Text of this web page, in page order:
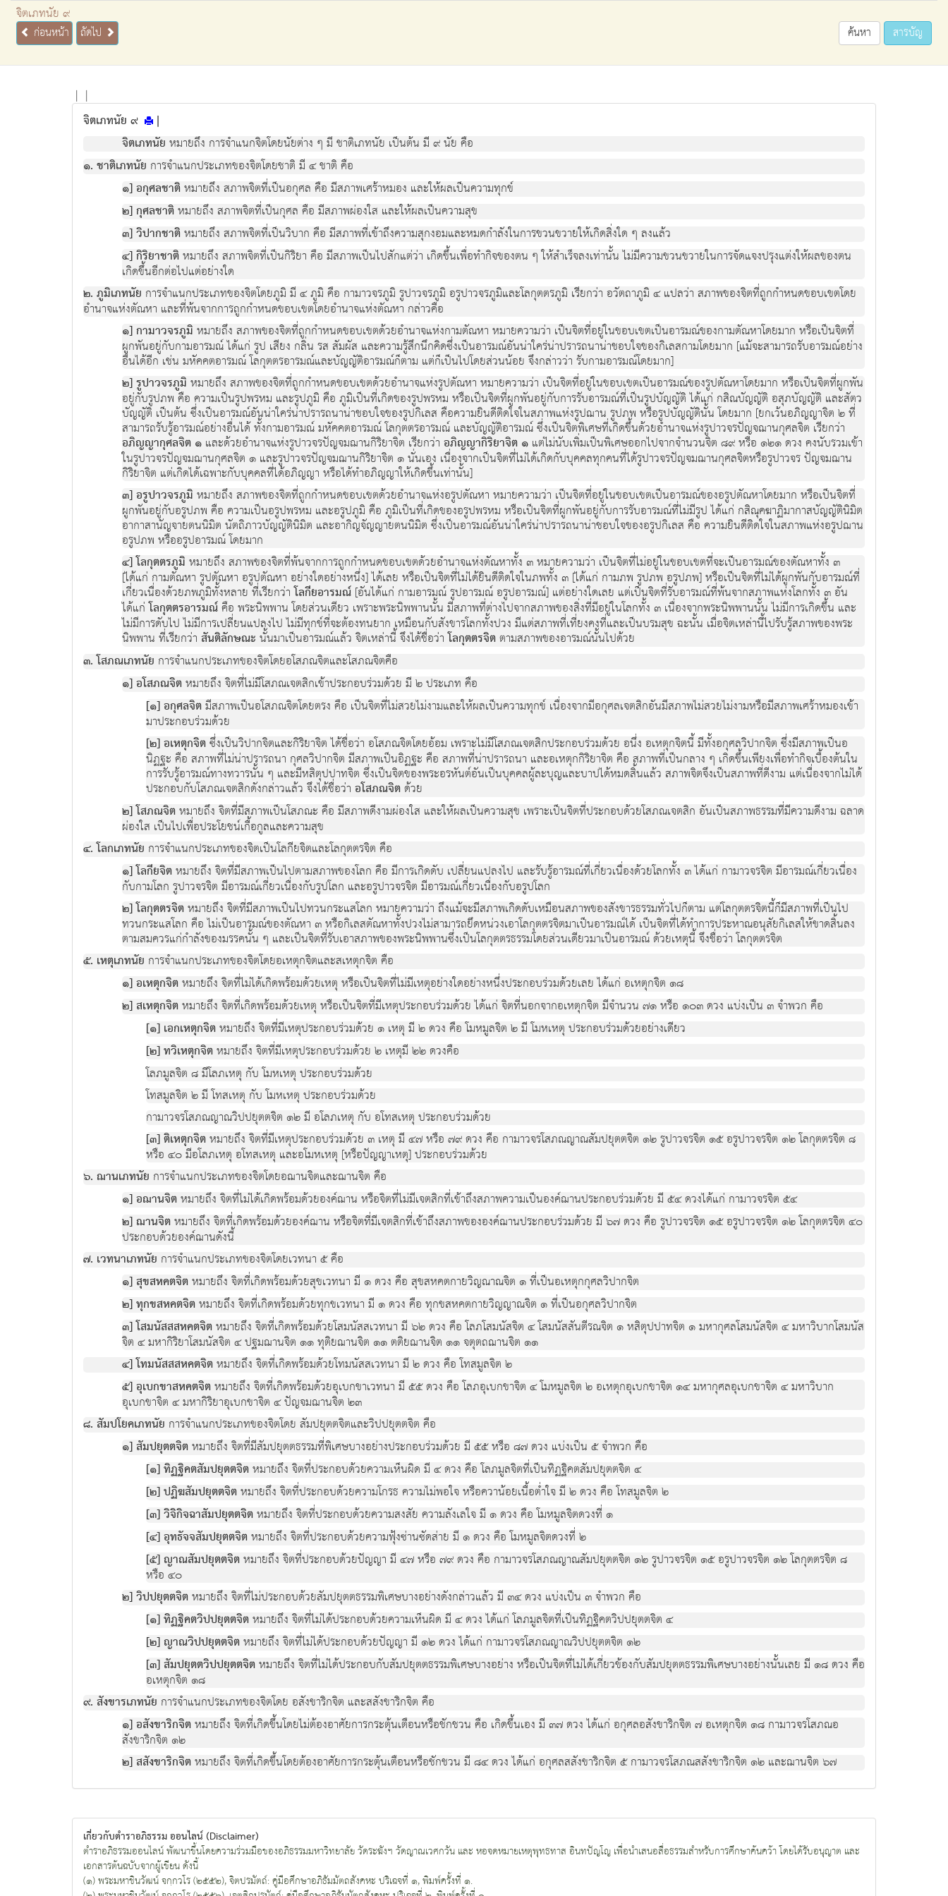
จิตเภทนัย ๙
ก่อนหน้า ถัดไป ค้นหา สารบัญ
| |
จิตเภทนัย ๙
|
จิตเภทนัย หมายถึง การจำแนกจิตโดยนัยต่าง ๆ มี ชาติเภทนัย เป็นต้น มี ๙ นัย คือ
๑. ชาติเภทนัย การจำแนกประเภทของจิตโดยชาติ มี ๔ ชาติ คือ
๑] อกุศลชาติหมายถึง สภาพจิตที่เป็นอกุศล คือ มีสภาพเศร้าหมอง และให้ผลเป็นความทุกข์
๒] กุศลชาติหมายถึง สภาพจิตที่เป็นกุศล คือ มีสภาพผ่องใส และให้ผลเป็นความสุข
๓] วิปากชาติหมายถึง สภาพจิตที่เป็นวิบาก คือ มีสภาพที่เข้าถึงความสุกงอมและหมดกำลังในการขวนขวายให้เกิดสิ่งใด ๆ ลงแล้ว
๔] กิริยาชาติหมายถึง สภาพจิตที่เป็นกิริยา คือ มีสภาพเป็นไปสักแต่ว่า เกิดขึ้นเพื่อทำกิจของตน ๆ ให้สำเร็จลงเท่านั้น ไม่มีความขวนขวายในการจัดแจงปรุงแต่งให้ผลของตน
เกิดขึ้นอีกต่อไปแต่อย่างใด
๒. ภูมิเภทนัย การจำแนกประเภทของจิตโดยภูมิ มี ๔ ภูมิ คือ กามาวจรภูมิ รูปาวจรภูมิ อรูปาวจรภูมิและโลกุตตรภูมิ เรียกว่า อวัตถาภูมิ ๔ แปลว่า สภาพของจิตที่ถูกกำหนดขอบเขตโดย
อำนาจแห่งตัณหา และที่พ้นจากการถูกกำหนดขอบเขตโดยอำนาจแห่งตัณหา กล่าวคือ
๑] กามาวจรภูมิ หมายถึง สภาพของจิตที่ถูกกำหนดขอบเขตด้วยอำนาจแห่งกามตัณหา หมายความว่า เป็นจิตที่อยู่ในขอบเขตเป็นอารมณ์ของกามตัณหาโดยมาก หรือเป็นจิตที่
ผูกพันอยู่กับกามอารมณ์ ได้แก่ รูป เสียง กลิ่น รส สัมผัส และความรู้สึกนึกคิดซึ่งเป็นอารมณ์อันน่าใคร่น่าปรารถนาน่าชอบใจของกิเลสกามโดยมาก [แม้จะสามารถรับอารมณ์อย่าง
อื่นได้อีก เช่น มหัคคตอารมณ์ โลกุตตรอารมณ์และบัญญัติอารมณ์ก็ตาม แต่ก็เป็นไปโดยส่วนน้อย จึงกล่าวว่า รับกามอารมณ์โดยมาก]
๒] รูปาวจรภูมิ หมายถึง สภาพของจิตที่ถูกกำหนดขอบเขตด้วยอำนาจแห่งรูปตัณหา หมายความว่า เป็นจิตที่อยู่ในขอบเขตเป็นอารมณ์ของรูปตัณหาโดยมาก หรือเป็นจิตที่ผูกพัน
อยู่กับรูปภพ คือ ความเป็นรูปพรหม และรูปภูมิ คือ ภูมิเป็นที่เกิดของรูปพรหม หรือเป็นจิตที่ผูกพันอยู่กับการรับอารมณ์ที่เป็นรูปบัญญัติ ได้แก่ กสิณบัญญัติ อสุภบัญญัติ และสัตว
บัญญัติ เป็นต้น ซึ่งเป็นอารมณ์อันน่าใคร่น่าปรารถนาน่าชอบใจของรูปกิเลส คือความยินดีติดใจในสภาพแห่งรูปฌาน รูปภพ หรือรูปบัญญัตินั้น โดยมาก [ยกเว้นอภิญญาจิต ๒ ที่
สามารถรับรู้อารมณ์อย่างอื่นได้ ทั้งกามอารมณ์ มหัคคตอารมณ์ โลกุตตรอารมณ์ และบัญญัติอารมณ์ ซึ่งเป็นจิตพิเศษที่เกิดขึ้นด้วยอำนาจแห่งรูปาวจรปัญจฌานกุศลจิต เรียกว่า
อภิญญากุศลจิต ๑ และด้วยอำนาจแห่งรูปาวจรปัญจมฌานกิริยาจิต เรียกว่าอภิญญากิริยาจิต ๑ แต่ไม่นับเพิ่มเป็นพิเศษออกไปจากจำนวนจิต ๘๙ หรือ ๑๒๑ ดวง คงนับรวมเข้า
ในรูปาวจรปัญจมฌานกุศลจิต ๑ และรูปาวจรปัญจมฌานกิริยาจิต ๑ นั่นเอง เนื่องจากเป็นจิตที่ไม่ได้เกิดกับบุคคลทุกคนที่ได้รูปาวจรปัญจมฌานกุศลจิตหรือรูปาวจร ปัญจมฌาน
กิริยาจิต แต่เกิดได้เฉพาะกับบุคคลที่ได้อภิญญา หรือได้ทำอภิญญาให้เกิดขึ้นเท่านั้น]
๓] อรูปาวจรภูมิ หมายถึง สภาพของจิตที่ถูกกำหนดขอบเขตด้วยอำนาจแห่งอรูปตัณหา หมายความว่า เป็นจิตที่อยู่ในขอบเขตเป็นอารมณ์ของอรูปตัณหาโดยมาก หรือเป็นจิตที่
ผูกพันอยู่กับอรูปภพ คือ ความเป็นอรูปพรหม และอรูปภูมิ คือ ภูมิเป็นที่เกิดของอรูปพรหม หรือเป็นจิตที่ผูกพันอยู่กับการรับอารมณ์ที่ไม่มีรูป ได้แก่ กสิณุคฆาฏิมากาสบัญญัตินิมิต
อากาสานัญจายตนนิมิต นัตถิภาวบัญญัตินิมิต และอากิญจัญญายตนนิมิต ซึ่งเป็นอารมณ์อันน่าใคร่น่าปรารถนาน่าชอบใจของอรูปกิเลส คือ ความยินดีติดใจในสภาพแห่งอรูปฌาน
อรูปภพ หรืออรูปอารมณ์ โดยมาก
๔] โลกุตตรภูมิ หมายถึง สภาพของจิตที่พ้นจากการถูกกำหนดขอบเขตด้วยอำนาจแห่งตัณหาทั้ง ๓ หมายความว่า เป็นจิตที่ไม่อยู่ในขอบเขตที่จะเป็นอารมณ์ของตัณหาทั้ง ๓
[ได้แก่ กามตัณหา รูปตัณหา อรูปตัณหา อย่างใดอย่างหนึ่ง] ได้เลย หรือเป็นจิตที่ไม่ได้ยินดีติดใจในภพทั้ง ๓ [ได้แก่ กามภพ รูปภพ อรูปภพ] หรือเป็นจิตที่ไม่ได้ผูกพันกับอารมณ์ที่
เกี่ยวเนื่องด้วยภพภูมิทั้งหลาย ที่เรียกว่าโลกียอารมณ์ [อันได้แก่ กามอารมณ์ รูปอารมณ์ อรูปอารมณ์] แต่อย่างใดเลย แต่เป็นจิตที่รับอารมณ์ที่พ้นจากสภาพแห่งโลกทั้ง ๓ อัน
ได้แก่โลกุตตรอารมณ์คือ พระนิพพาน โดยส่วนเดียว เพราะพระนิพพานนั้น มีสภาพที่ต่างไปจากสภาพของสิ่งที่มีอยู่ในโลกทั้ง ๓ เนื่องจากพระนิพพานนั้น ไม่มีการเกิดขึ้น และ
ไม่มีการดับไป ไม่มีการเปลี่ยนแปลงไป ไม่มีทุกข์ที่จะต้องทนยาก เหมือนกับสังขารโลกทั้งปวง มีแต่สภาพที่เที่ยงคงที่และเป็นบรมสุข ฉะนั้น เมื่อจิตเหล่านี้ไปรับรู้สภาพของพระ
นิพพาน ที่เรียกว่าสันติลักษณะ นั้นมาเป็นอารมณ์แล้ว จิตเหล่านี้ จึงได้ชื่อว่าโลกุตตรจิตตามสภาพของอารมณ์นั้นไปด้วย
๓. โสภณเภทนัย การจำแนกประเภทของจิตโดยอโสภณจิตและโสภณจิตคือ
๑] อโสภณจิตหมายถึง จิตที่ไม่มีโสภณเจตสิกเข้าประกอบร่วมด้วย มี ๒ ประเภท คือ
[๑] อกุศลจิตมีสภาพเป็นอโสภณจิตโดยตรง คือ เป็นจิตที่ไม่สวยไม่งามและให้ผลเป็นความทุกข์ เนื่องจากมีอกุศลเจตสิกอันมีสภาพไม่สวยไม่งามหรือมีสภาพเศร้าหมองเข้า
มาประกอบร่วมด้วย
[๒] อเหตุกจิตซึ่งเป็นวิปากจิตและกิริยาจิต ได้ชื่อว่า อโสภณจิตโดยอ้อม เพราะไม่มีโสภณเจตสิกประกอบร่วมด้วย อนึ่ง อเหตุกจิตนี้ มีทั้งอกุศลวิปากจิต ซึ่งมีสภาพเป็นอ
นิฏฐะ คือ สภาพที่ไม่น่าปรารถนา กุศลวิปากจิต มีสภาพเป็นอิฏฐะ คือ สภาพที่น่าปรารถนา และอเหตุกกิริยาจิต คือ สภาพที่เป็นกลาง ๆ เกิดขึ้นเพียงเพื่อทำกิจเบื้องต้นใน
การรับรู้อารมณ์ทางทวารนั้น ๆ และมีหสิตุปปาทจิต ซึ่งเป็นจิตของพระอรหันต์อันเป็นบุคคลผู้ละบุญและบาปได้หมดสิ้นแล้ว สภาพจิตจึงเป็นสภาพที่ดีงาม แต่เนื่องจากไม่ได้
ประกอบกับโสภณเจตสิกดังกล่าวแล้ว จึงได้ชื่อว่า อโสภณจิตด้วย
๒] โสภณจิตหมายถึง จิตที่มีสภาพเป็นโสภณะ คือ มีสภาพดีงามผ่องใส และให้ผลเป็นความสุข เพราะเป็นจิตที่ประกอบด้วยโสภณเจตสิก อันเป็นสภาพธรรมที่มีความดีงาม ฉลาด
ผ่องใส เป็นไปเพื่อประโยชน์เกื้อกูลและความสุข
๔. โลกเภทนัย การจำแนกประเภทของจิตเป็นโลกียจิตและโลกุตตรจิต คือ
๑] โลกียจิตหมายถึง จิตที่มีสภาพเป็นไปตามสภาพของโลก คือ มีการเกิดดับ เปลี่ยนแปลงไป และรับรู้อารมณ์ที่เกี่ยวเนื่องด้วยโลกทั้ง ๓ ได้แก่ กามาวจรจิต มีอารมณ์เกี่ยวเนื่อง
กับกามโลก รูปาวจรจิต มีอารมณ์เกี่ยวเนื่องกับรูปโลก และอรูปาวจรจิต มีอารมณ์เกี่ยวเนื่องกับอรูปโลก
๒] โลกุตตรจิตหมายถึง จิตที่มีสภาพเป็นไปทวนกระแสโลก หมายความว่า ถึงแม้จะมีสภาพเกิดดับเหมือนสภาพของสังขารธรรมทั่วไปก็ตาม แต่โลกุตตรจิตนี้ก็มีสภาพที่เป็นไป
ทวนกระแสโลก คือ ไม่เป็นอารมณ์ของตัณหา ๓ หรือกิเลสตัณหาทั้งปวงไม่สามารถยึดหน่วงเอาโลกุตตรจิตมาเป็นอารมณ์ได้ เป็นจิตที่ได้ทำการประหาณอนุสัยกิเลสให้ขาดสิ้นลง
ตามสมควรแก่กำลังของมรรคนั้น ๆ และเป็นจิตที่รับเอาสภาพของพระนิพพานซึ่งเป็นโลกุตตรธรรมโดยส่วนเดียวมาเป็นอารมณ์ ด้วยเหตุนี้ จึงชื่อว่า โลกุตตรจิต
๕. เหตุเภทนัย การจำแนกประเภทของจิตโดยอเหตุกจิตและสเหตุกจิต คือ
๑] อเหตุกจิตหมายถึง จิตที่ไม่ได้เกิดพร้อมด้วยเหตุ หรือเป็นจิตที่ไม่มีเหตุอย่างใดอย่างหนึ่งประกอบร่วมด้วยเลย ได้แก่ อเหตุกจิต ๑๘
๒] สเหตุกจิตหมายถึง จิตที่เกิดพร้อมด้วยเหตุ หรือเป็นจิตที่มีเหตุประกอบร่วมด้วย ได้แก่ จิตที่นอกจากอเหตุกจิต มีจำนวน ๗๑ หรือ ๑๐๓ ดวง แบ่งเป็น ๓ จำพวก คือ
[๑] เอกเหตุกจิตหมายถึง จิตที่มีเหตุประกอบร่วมด้วย ๑ เหตุ มี ๒ ดวง คือ โมหมูลจิต ๒ มี โมหเหตุ ประกอบร่วมด้วยอย่างเดียว
[๒] ทวิเหตุกจิตหมายถึง จิตที่มีเหตุประกอบร่วมด้วย ๒ เหตุมี ๒๒ ดวงคือ
โลภมูลจิต ๘ มีโลภเหตุ กับ โมหเหตุ ประกอบร่วมด้วย
โทสมูลจิต ๒ มี โทสเหตุ กับ โมหเหตุ ประกอบร่วมด้วย
กามาวจรโสภณญาณวิปปยุตตจิต ๑๒ มี อโลภเหตุ กับ อโทสเหตุ ประกอบร่วมด้วย
[๓] ติเหตุกจิตหมายถึง จิตที่มีเหตุประกอบร่วมด้วย ๓ เหตุ มี ๔๗ หรือ ๗๙ ดวง คือ กามาวจรโสภณญาณสัมปยุตตจิต ๑๒ รูปาวจรจิต ๑๕ อรูปาวจรจิต ๑๒ โลกุตตรจิต ๘
หรือ ๔๐ มีอโลภเหตุ อโทสเหตุ และอโมหเหตุ [หรือปัญญาเหตุ] ประกอบร่วมด้วย
๖. ฌานเภทนัย การจำแนกประเภทของจิตโดยอฌานจิตและฌานจิต คือ
๑] อฌานจิตหมายถึง จิตที่ไม่ได้เกิดพร้อมด้วยองค์ฌาน หรือจิตที่ไม่มีเจตสิกที่เข้าถึงสภาพความเป็นองค์ฌานประกอบร่วมด้วย มี ๕๔ ดวงได้แก่ กามาวจรจิต ๕๔
๒] ฌานจิตหมายถึง จิตที่เกิดพร้อมด้วยองค์ฌาน หรือจิตที่มีเจตสิกที่เข้าถึงสภาพขององค์ฌานประกอบร่วมด้วย มี ๖๗ ดวง คือ รูปาวจรจิต ๑๕ อรูปาวจรจิต ๑๒ โลกุตตรจิต ๔๐
ประกอบด้วยองค์ฌานดังนี้
๗. เวทนาเภทนัย การจำแนกประเภทของจิตโดยเวทนา ๕ คือ
๑] สุขสหคตจิตหมายถึง จิตที่เกิดพร้อมด้วยสุขเวทนา มี ๑ ดวง คือ สุขสหคตกายวิญณาณจิต ๑ ที่เป็นอเหตุกกุศลวิปากจิต
๒] ทุกขสหคตจิตหมายถึง จิตที่เกิดพร้อมด้วยทุกขเวทนา มี ๑ ดวง คือ ทุกขสหคตกายวิญญาณจิต ๑ ที่เป็นอกุศลวิปากจิต
๓] โสมนัสสสหคตจิตหมายถึง จิตที่เกิดพร้อมด้วยโสมนัสสเวทนา มี ๖๒ ดวง คือ โลภโสมนัสจิต ๔ โสมนัสสันตีรณจิต ๑ หสิตุปปาทจิต ๑ มหากุศลโสมนัสจิต ๔ มหาวิบากโสมนัส
จิต ๔ มหากิริยาโสมนัสจิต ๔ ปฐมฌานจิต ๑๑ ทุติยฌานจิต ๑๑ ตติยฌานจิต ๑๑ จตุตถฌานจิต ๑๑
๔] โทมนัสสสหคตจิตหมายถึง จิตที่เกิดพร้อมด้วยโทมนัสสเวทนา มี ๒ ดวง คือ โทสมูลจิต ๒
๕] อุเบกขาสหคตจิตหมายถึง จิตที่เกิดพร้อมด้วยอุเบกขาเวทนา มี ๕๕ ดวง คือ โลภอุเบกขาจิต ๔ โมหมูลจิต ๒ อเหตุกอุเบกขาจิต ๑๔ มหากุศลอุเบกขาจิต ๔ มหาวิบาก
อุเบกขาจิต ๔ มหากิริยาอุเบกขาจิต ๔ ปัญจมฌานจิต ๒๓
๘. สัมปโยคเภทนัย การจำแนกประเภทของจิตโดย สัมปยุตตจิตและวิปปยุตตจิต คือ
๑] สัมปยุตตจิตหมายถึง จิตที่มีสัมปยุตตธรรมที่พิเศษบางอย่างประกอบร่วมด้วย มี ๕๕ หรือ ๘๗ ดวง แบ่งเป็น ๕ จำพวก คือ
[๑] ทิฏฐิคตสัมปยุตตจิตหมายถึง จิตที่ประกอบด้วยความเห็นผิด มี ๔ ดวง คือ โลภมูลจิตที่เป็นทิฏฐิคตสัมปยุตตจิต ๔
[๒] ปฏิฆสัมปยุตตจิตหมายถึง จิตที่ประกอบด้วยความโกรธ ความไม่พอใจ หรือควาน้อยเนื้อต่ำใจ มี ๒ ดวง คือ โทสมูลจิต ๒
[๓] วิจิกิจฉาสัมปยุตตจิตหมายถึง จิตที่ประกอบด้วยความสงสัย ความลังเลใจ มี ๑ ดวง คือ โมหมูลจิตดวงที่ ๑
[๔] อุทธัจจสัมปยุตตจิตหมายถึง จิตที่ประกอบด้วยความฟุ้งซ่านซัดส่าย มี ๑ ดวง คือ โมหมูลจิตดวงที่ ๒
[๕] ญาณสัมปยุตตจิตหมายถึง จิตที่ประกอบด้วยปัญญา มี ๔๗ หรือ ๗๙ ดวง คือ กามาวจรโสภณญาณสัมปยุตตจิต ๑๒ รูปาวจรจิต ๑๕ อรูปาวจรจิต ๑๒ โลกุตตรจิต ๘
หรือ ๔๐
๒] วิปปยุตตจิตหมายถึง จิตที่ไม่ประกอบด้วยสัมปยุตตธรรมพิเศษบางอย่างดังกล่าวแล้ว มี ๓๔ ดวง แบ่งเป็น ๓ จำพวก คือ
[๑] ทิฏฐิคตวิปปยุตตจิตหมายถึง จิตที่ไม่ได้ประกอบด้วยความเห็นผิด มี ๔ ดวง ได้แก่ โลภมูลจิตที่เป็นทิฏฐิคตวิปปยุตตจิต ๔
[๒] ญาณวิปปยุตตจิตหมายถึง จิตที่ไม่ได้ประกอบด้วยปัญญา มี ๑๒ ดวง ได้แก่ กามาวจรโสภณญาณวิปปยุตตจิต ๑๒
[๓] สัมปยุตตวิปปยุตตจิตหมายถึง จิตที่ไม่ได้ประกอบกับสัมปยุตตธรรมพิเศษบางอย่าง หรือเป็นจิตที่ไม่ได้เกี่ยวข้องกับสัมปยุตตธรรมพิเศษบางอย่างนั้นเลย มี ๑๘ ดวง คือ
อเหตุกจิต ๑๘
๙. สังขารเภทนัย การจำแนกประเภทของจิตโดย อสังขาริกจิต และสสังขาริกจิต คือ
๑] อสังขาริกจิตหมายถึง จิตที่เกิดขึ้นโดยไม่ต้องอาศัยการกระตุ้นเตือนหรือชักชวน คือ เกิดขึ้นเอง มี ๓๗ ดวง ได้แก่ อกุศลอสังขาริกจิต ๗ อเหตุกจิต ๑๘ กามาวจรโสภณอ
สังขาริกจิต ๑๒
๒] สสังขาริกจิตหมายถึง จิตที่เกิดขึ้นโดยต้องอาศัยการกระตุ้นเตือนหรือชักชวน มี ๘๔ ดวง ได้แก่ อกุศลสสังขาริกจิต ๕ กามาวจรโสภณสสังขาริกจิต ๑๒ และฌานจิต ๖๗
เกี่ยวกับตำราอภิธรรม ออนไลน์ (Disclaimer)
ตำราอภิธรรมออนไลน์ พัฒนาขึ้นโดยความร่วมมือของอภิธรรมมหาวิทยาลัย วัดระฆังฯ วัดญาณเวศกวัน และ หอจดหมายเหตุพุทธทาส อินทปัญโญ เพื่อนำเสนอสื่อธรรมสำหรับการศึกษาค้นคว้า โดยได้รับอนุญาต และ
เอกสารต้นฉบับจากผู้เขียน ดังนี้
(๑) พระมหาชินวัฒน์ จกฺกวโร (๒๕๕๒), จิตปรมัตถ์: คู่มือศึกษาอภิธัมมัตถสังคหะ ปริเฉจที่ ๑, พิมพ์ครั้งที่ ๑.